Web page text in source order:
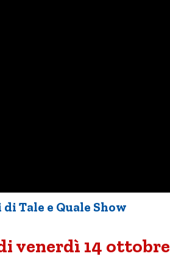
Tale e Quale Show
venerdì 14 ottobre